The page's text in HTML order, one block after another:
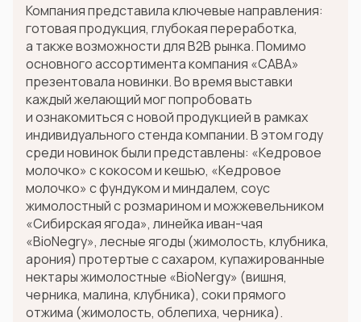
Компания представила ключевые направления:
готовая продукция, глубокая переработка,
а также возможности для B2B рынка. Помимо
основного ассортимента компания «САВА»
презентовала новинки. Во время выставки
каждый желающий мог попробовать
и ознакомиться с новой продукцией в рамках
индивидуального стенда компании. В этом году
среди новинок были представлены: «Кедровое
молочко» с кокосом и кешью, «Кедровое
молочко» с фундуком и миндалем, соус
жимолостный с розмарином и можжевельником
«Сибирская ягода», линейка иван-чая
«BioNegry», лесные ягоды (жимолость, клубника,
арония) протертые с сахаром, купажированные
нектары жимолостные «BioNergy» (вишня,
черника, малина, клубника), соки прямого
отжима (жимолость, облепиха, черника).